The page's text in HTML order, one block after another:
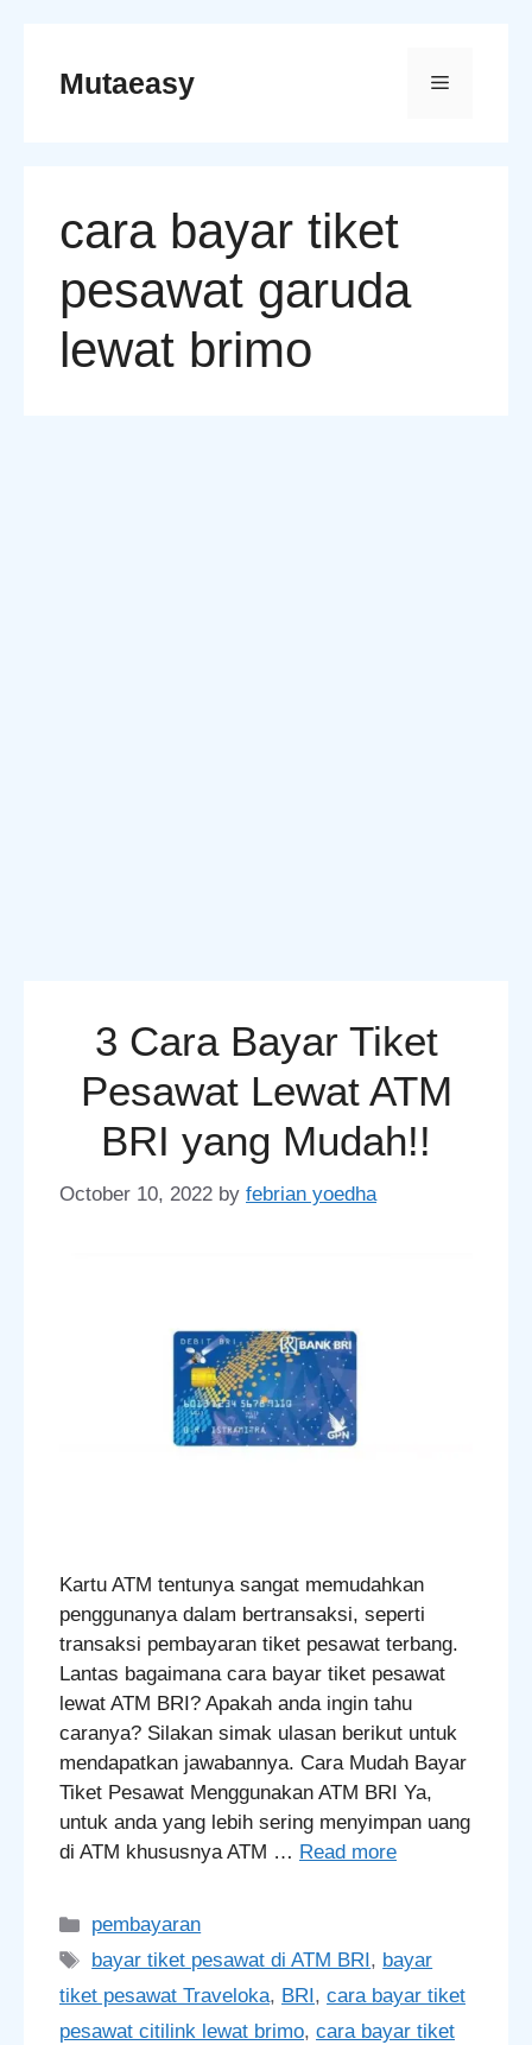
contentMutaeasy Menu
cara bayar tiket
pesawat garuda
lewat brimo
3 Cara Bayar Tiket
Pesawat Lewat ATM
BRI yang Mudah!!
October 10, 2022 by febrian yoedha
Kartu ATM tentunya sangat memudahkan
penggunanya dalam bertransaksi, seperti
transaksi pembayaran tiket pesawat terbang.
Lantas bagaimana cara bayar tiket pesawat
lewat ATM BRI? Apakah anda ingin tahu
caranya? Silakan simak ulasan berikut untuk
mendapatkan jawabannya. Cara Mudah Bayar
Tiket Pesawat Menggunakan ATM BRI Ya,
untuk anda yang lebih sering menyimpan uang
di ATM khususnya ATM … Read more
Categories
pembayaran
Tags
bayar tiket pesawat di ATM BRI , bayar
tiket pesawat Traveloka, BRI , cara bayar tiket
pesawat citilink lewat brimo, cara bayar tiket